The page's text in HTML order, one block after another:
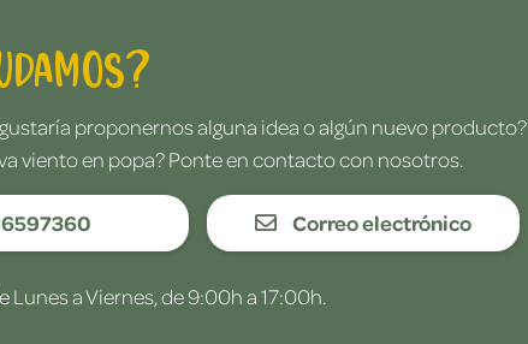
proponernos alguna idea o algún nuevo producto?
viento en popa? Ponte en contacto con nosotros.
Correo electrónico
a Viernes, de 9:00h a 17:00h.